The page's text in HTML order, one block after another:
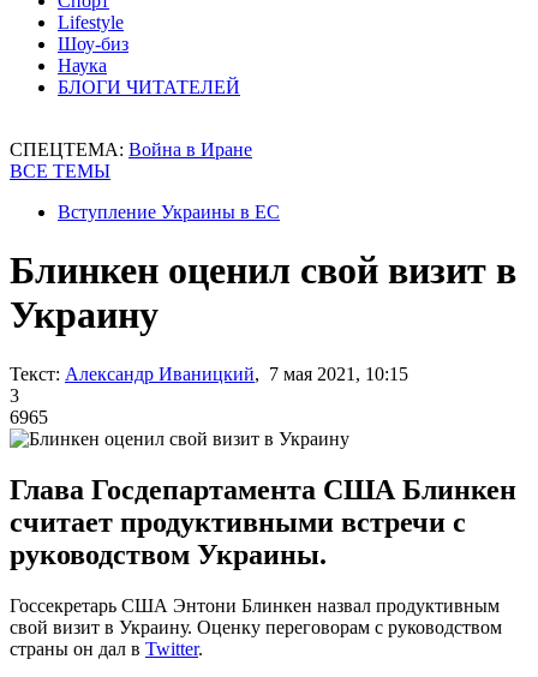
Lifestyle
Шоу-биз
Наука
БЛОГИ ЧИТАТЕЛЕЙ
СПЕЦТЕМА: Война в Иране
ВСЕ ТЕМЫ
Вступление Украины в ЕС
Блинкен оценил свой визит в
Украину
Текст: Александр Иваницкий, 7 мая 2021, 10:15
3
6965
Глава Госдепартамента США Блинкен
считает продуктивными встречи с
руководством Украины.
Госсекретарь США Энтони Блинкен назвал продуктивным
свой визит в Украину. Оценку переговорам с руководством
страны он дал в Twitter.